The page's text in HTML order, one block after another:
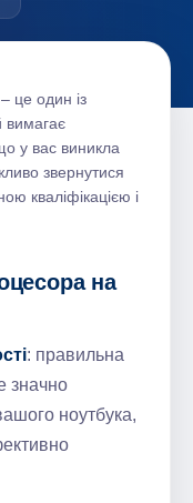
це один із
вимагає
у вас виникла
звернутися
кваліфікацією і
на
: правильна
значно
ноутбука,